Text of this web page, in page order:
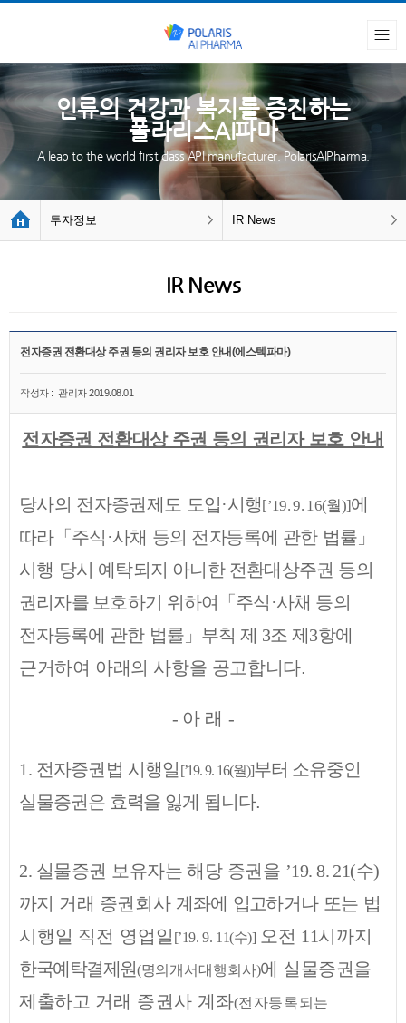
인류의 건강과 복지를 증진하는
폴라리스AI파마
A leap to the world first class API manufacturer, PolarisAIPharma.
투자정보 IR News
IR News
전자증권 전환대상 주권 등의 권리자 보호 안내(에스텍파마)
작성자 : 관리자 2019.08.01
전자증권 전환대상 주권 등의 권리자 보호 안내
당사의 전자증권제도 도입·시행[’19. 9. 16(월)]에
따라「 주식 ·사채 등의 전자등록에 관한 법률 」
시행 당시 예탁되지 아니한 전환대상주권 등의
권리자를 보호하기 위하여 「 주식 ·사채 등의
전자등록에 관한 법률」 부칙 제 3조 제 3항에
근거하여 아래의 사항을 공고합니다.
- 아 래 -
1. 전자증권법 시행일 [’19. 9. 16(월)]부터 소유중인
실물증권은 효력을 잃게 됩니다.
2. 실물증권 보유자는 해당 증권을 ’19. 8. 21(수)
까지 거래 증권회사 계좌에 입고하거나 또는 법
시행일 직전 영업일 [’19. 9. 11(수)] 오전 11시까지
한국예탁결제원(명의개서대행회사)에 실물증권을
제출하고 거래 증권사 계좌(전자등록되는